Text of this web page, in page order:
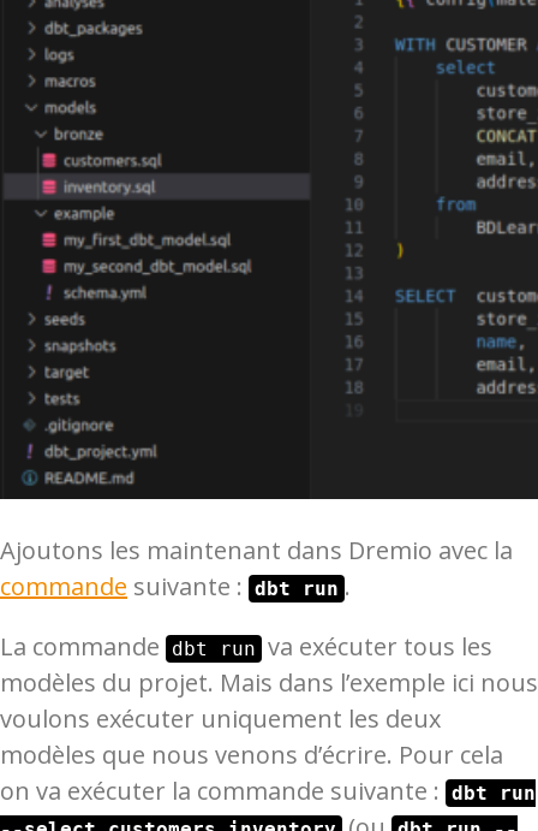
Ajoutons les maintenant dans Dremio avec la
commande suivante : dbt run .
La commande
dbt run va exécuter tous les
modèles du projet. Mais dans l’exemple ici nous
voulons exécuter uniquement les deux
modèles que nous venons d’écrire. Pour cela
on va exécuter la commande suivante :
dbt run